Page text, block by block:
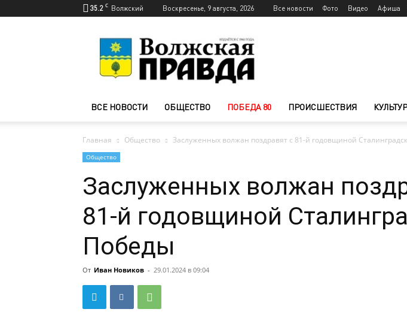
35.2 C Волжский Воскресенье, 9 августа, 2026 Все новости Фото Видео Афиша
Волжского
—
Волжская
ВСЕ НОВОСТИ ОБЩЕСТВО ПОБЕДА 80 ПРОИСШЕСТВИЯ
Главная Общество Заслуженных волжан поздравят с 81-й годовщиной
Общество
Заслуженных волжан
81-й годовщиной
Победы
От Иван Новиков - 29.01.2024 в 09:04